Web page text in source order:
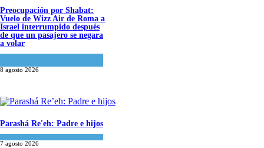
Preocupación por Shabat:
Vuelo de Wizz Air de Roma a
Israel interrumpido después
de que un pasajero se negara
a volar
8 agosto 2026
Parashá Re'eh: Padre e hijos
7 agosto 2026